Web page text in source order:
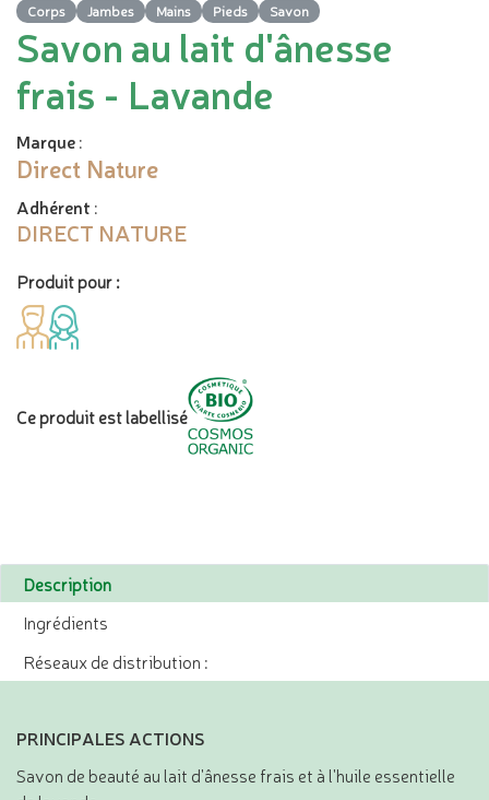
Corps Jambes Mains Pieds Savon
Savon au lait d'ânesse
frais - Lavande
Marque:
Direct Nature
Adhérent :
DIRECT NATURE
Produit pour :
Ce produit est labellisé
Description
Ingrédients
Réseaux de distribution :
PRINCIPALES ACTIONS
Savon de beauté au lait d'ânesse frais et à l'huile essentielle